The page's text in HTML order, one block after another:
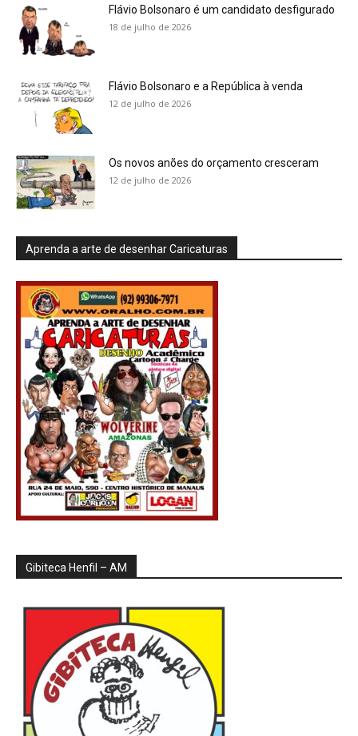
Flávio Bolsonaro é um candidato desfigurado
18 de julho de 2026
Flávio Bolsonaro e a República à venda
12 de julho de 2026
Os novos anões do orçamento cresceram
12 de julho de 2026
Aprenda a arte de desenhar Caricaturas
Gibiteca Henfil – AM